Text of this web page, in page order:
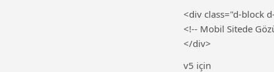
<div class="d-block
<!-- Mobil Sitede
</div>
v5 için